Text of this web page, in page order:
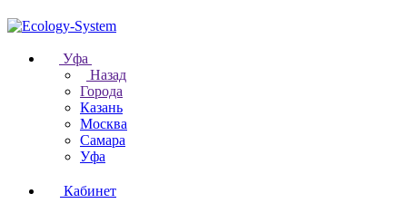
Уфа
Назад
Города
Казань
Москва
Самара
Уфа
Кабинет